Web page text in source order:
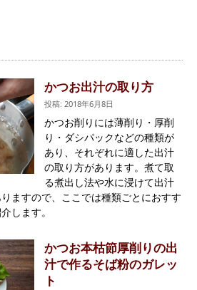
かつお出汁の取り方
投稿: 2018年6月8日
かつお削りには薄削り・厚削
り・ダシパックなどの種類が
あり、それぞれに適した出汁
の取り方があります。煮て取
る煮出し法や水に浸けて出汁
ますので、ここでは種類ごとにおすす
します。
かつお本枯節厚削りの出
汁で作るそば粉のガレッ
ト